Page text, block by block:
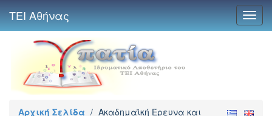
ΤΕΙ Αθήνας
Αρχική Σελίδα / Ακαδημαϊκή Έρευνα και